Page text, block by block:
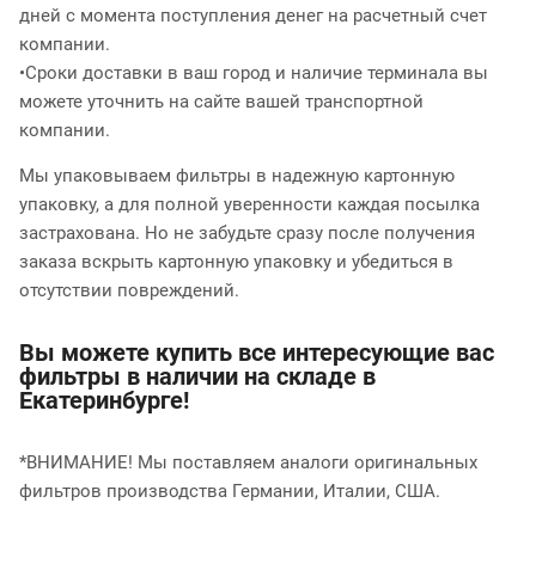
дней с момента поступления денег на расчетный счет
компании.
•Сроки доставки в ваш город и наличие терминала вы
можете уточнить на сайте вашей транспортной
компании.
Мы упаковываем фильтры в надежную картонную
упаковку, а для полной уверенности каждая посылка
застрахована. Но не забудьте сразу после получения
заказа вскрыть картонную упаковку и убедиться в
отсутствии повреждений.
Вы можете купить все интересующие вас
фильтры в наличии на складе в
Екатеринбурге!
*ВНИМАНИЕ! Мы поставляем аналоги оригинальных
фильтров производства Германии, Италии, США.